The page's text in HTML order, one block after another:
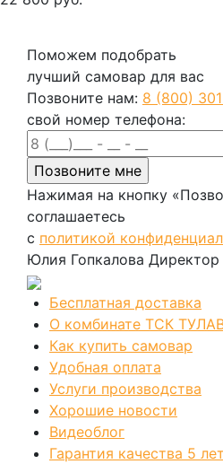
Поможем подобрать
лучший самовар для вас
Позвоните нам: 8 (800)
свой номер телефона:
Нажимая на кнопку
соглашаетесь
с политикой
Юлия Гопкалова
Бесплатная доставка
О комбинате ТСК
Как купить самовар
Удобная оплата
Услуги производства
Хорошие новости
Видеоблог
Гарантия качества 5 лет